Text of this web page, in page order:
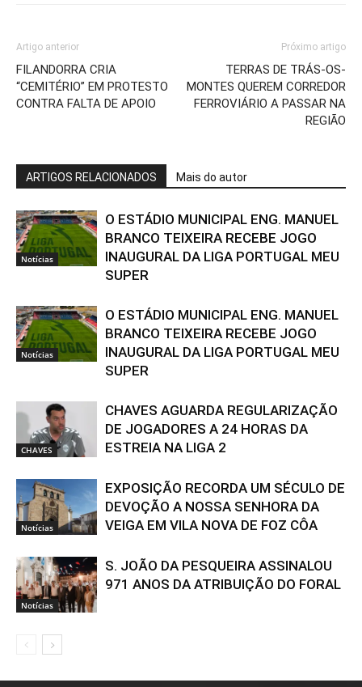
Artigo anterior
FILANDORRA CRIA
“CEMITÉRIO” EM PROTESTO
CONTRA FALTA DE APOIO
Próximo artigo
TERRAS DE TRÁS-OS-
MONTES QUEREM CORREDOR
FERROVIÁRIO A PASSAR NA
REGIÃO
ARTIGOS RELACIONADOS Mais do autor
Notícias
O ESTÁDIO MUNICIPAL ENG. MANUEL
BRANCO TEIXEIRA RECEBE JOGO
INAUGURAL DA LIGA PORTUGAL MEU
SUPER
Notícias
O ESTÁDIO MUNICIPAL ENG. MANUEL
BRANCO TEIXEIRA RECEBE JOGO
INAUGURAL DA LIGA PORTUGAL MEU
SUPER
CHAVES
CHAVES AGUARDA REGULARIZAÇÃO
DE JOGADORES A 24 HORAS DA
ESTREIA NA LIGA 2
Notícias
EXPOSIÇÃO RECORDA UM SÉCULO DE
DEVOÇÃO A NOSSA SENHORA DA
VEIGA EM VILA NOVA DE FOZ CÔA
Notícias
S. JOÃO DA PESQUEIRA ASSINALOU
971 ANOS DA ATRIBUIÇÃO DO FORAL